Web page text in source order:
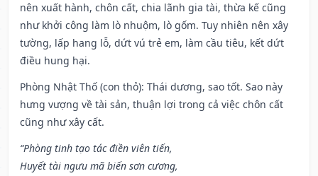
nên xuất hành, chôn cất, chia lãnh gia tài, thừa kế cũng
như khởi công làm lò nhuộm, lò gốm. Tuy nhiên nên xây
tường, lấp hang lỗ, dứt vú trẻ em, làm cầu tiêu, kết dứt
điều hung hại.
Phòng Nhật Thố (con thỏ): Thái dương, sao tốt. Sao này
hưng vượng về tài sản, thuận lợi trong cả việc chôn cất
cũng như xây cất.
“Phòng tinh tạo tác điền viên tiến,
Huyết tài ngưu mã biến sơn cương,